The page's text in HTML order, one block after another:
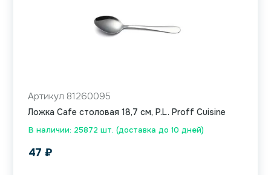
В наличии: 25872 шт. (доставка до 10 дней)
Артикул 81260095
Ложка Cafe столовая 18,7 см, P.L. Proff Cuisine
47 ₽